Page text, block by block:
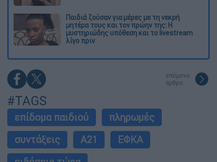
Παιδιά ζούσαν για μέρες με τη νεκρή
μητέρα τους και τον πρώην της: Η
μυστηριώδης υπόθεση και το livestream
λίγο πριν
επόμενο
άρθρο
#TAGS
επίδομα παιδιού
πληρωμές
συντάξεις
Α21
ΕΦΚΑ